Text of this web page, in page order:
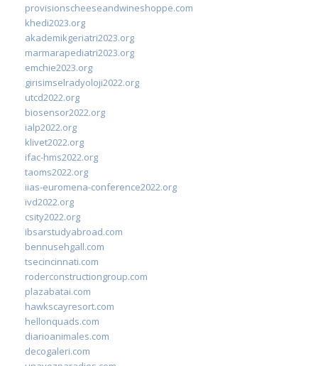
provisionscheeseandwineshoppe.com
khedi2023.org
akademikgeriatri2023.org
marmarapediatri2023.org
emchie2023.org
girisimselradyoloji2022.org
utcd2022.org
biosensor2022.org
ialp2022.org
klivet2022.org
ifac-hms2022.org
taoms2022.org
iias-euromena-conference2022.org
ivd2022.org
csity2022.org
ibsarstudyabroad.com
bennusehgall.com
tsecincinnati.com
roderconstructiongroup.com
plazabatai.com
hawkscayresort.com
hellonquads.com
diarioanimales.com
decogaleri.com